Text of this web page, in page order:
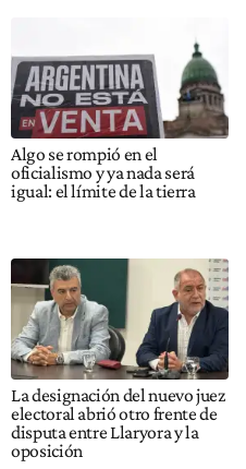
Algo se rompió en el
oficialismo y ya nada será
igual: el límite de la tierra
La designación del nuevo juez
electoral abrió otro frente de
disputa entre Llaryora y la
oposición